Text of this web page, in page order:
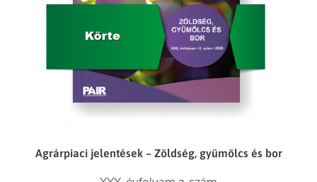
Agrárpiaci jelentések – Zöldség, gyümölcs és bor